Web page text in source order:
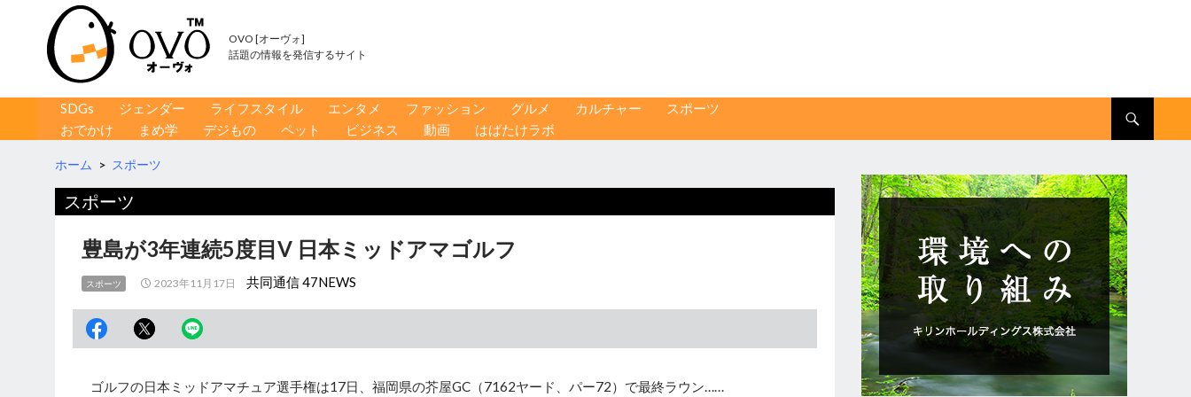
OVO [オーヴォ]
話題の情報を発信するサイト
コンテンツへ移動
SDGs ジェンダー ライフスタイル エンタメ ファッション グルメ カルチャー
スポーツ
おでかけ
まめ学 デジもの ペット ビジネス 動画 はばたけラボ
ホーム > スポーツ
スポーツ
豊島が3年連続5度目V 日本ミッドアマゴルフ
スポーツ 2023年11月17日 共同通信 47NEWS
ゴルフの日本ミッドアマチュア選手権は17日、福岡県の芥屋GC（7162ヤード、パー72）で最終ラウン……